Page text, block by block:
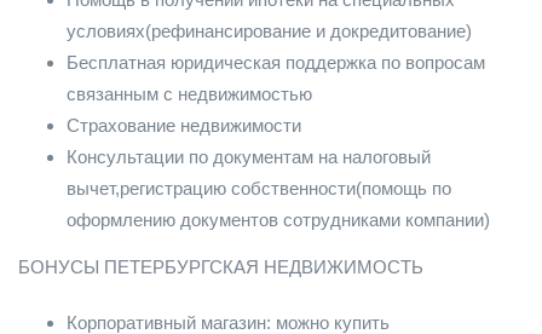
условиях(рефинансирование и докредитование)
Бесплатная юридическая поддержка по вопросам
связанным с недвижимостью
Страхование недвижимости
Консультации по документам на налоговый
вычет,регистрацию собственности(помощь по
оформлению документов сотрудниками компании)
БОНУСЫ ПЕТЕРБУРГСКАЯ НЕДВИЖИМОСТЬ
Корпоративный магазин: можно купить